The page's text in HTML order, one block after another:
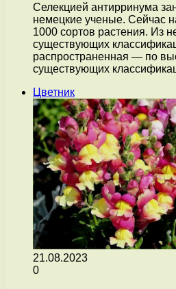
Селекцией антирринума
немецкие ученые. Сейчас
1000 сортов растения. Из
существующих
распространенная — по
существующих
Цветник
21.08.2023
0